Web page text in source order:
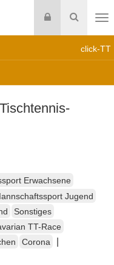
Suche
Login
click-TT
Erwachsene
Jugend
Sonstiges
TT-Race
Corona